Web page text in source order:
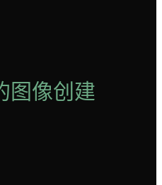
图像创建